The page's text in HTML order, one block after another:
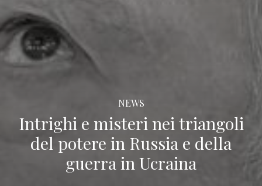
NEWS
Intrighi e misteri nei triangoli
del potere in Russia e della
guerra in Ucraina